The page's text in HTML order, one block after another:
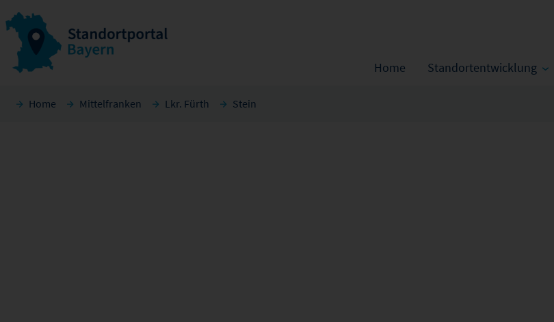
Home Standortentwicklung
Home Mittelfranken Lkr. Fürth Stein